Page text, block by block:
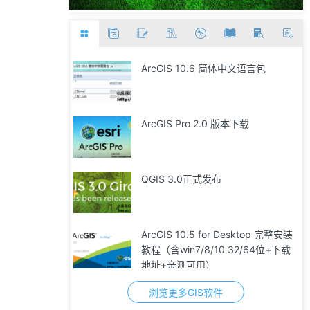
ArcGIS 10.6 简体中文语言包
ArcGIS Pro 2.0 版本下载
QGIS 3.0正式发布
ArcGIS 10.5 for Desktop 完整安装
教程（含win7/8/10 32/64位+下载
地址+亲测可用）
浏览更多GIS软件